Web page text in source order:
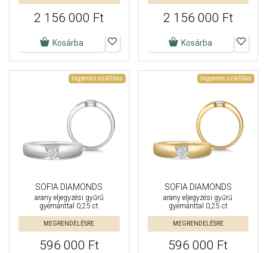
2 156 000 Ft
Kosárba
2 156 000 Ft
Kosárba
Ingyenes szállítás
SOFIA DIAMONDS
arany eljegyzési gyűrű
gyémánttal 0,25 ct
MEGRENDELÉSRE
596 000 Ft
Ingyenes szállítás
SOFIA DIAMONDS
arany eljegyzési gyűrű
gyémánttal 0,25 ct
MEGRENDELÉSRE
596 000 Ft